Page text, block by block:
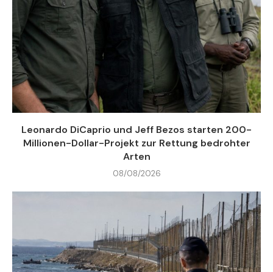
Leonardo DiCaprio und Jeff Bezos starten 200-
Millionen-Dollar-Projekt zur Rettung bedrohter
Arten
08/08/2026